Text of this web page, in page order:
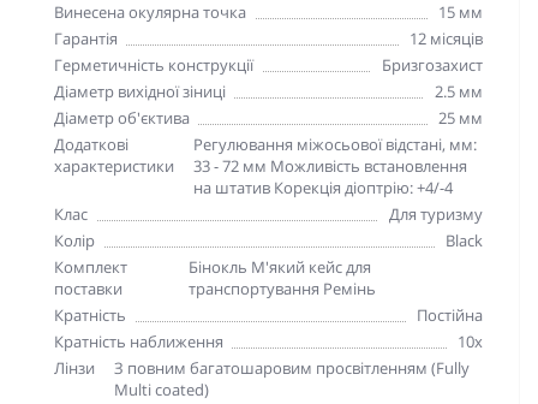
Винесена окулярна точка
15 мм
Гарантія
12 місяців
Герметичність конструкції
Бризгозахист
Діаметр вихідної зіниці
2.5 мм
Діаметр об'єктива
25 мм
Додаткові
характеристики
Регулювання міжосьової відстані, мм:
33 - 72 мм Можливість встановлення
на штатив Корекція діоптрію: +4/-4
Клас
Для туризму
Колір
Black
Комплект
поставки
Бінокль М'який кейс для
транспортування Ремінь
Кратність
Постійна
Кратність наближення
10х
Лінзи
З повним багатошаровим просвітленням (Fully
Multi coated)